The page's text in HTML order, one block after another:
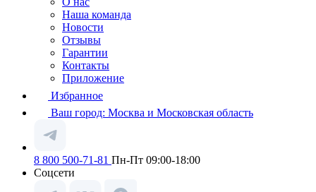
Наша команда
Новости
Отзывы
Гарантии
Контакты
Приложение
Избранное
Ваш город: Москва и Московская область
8 800 500-71-81 Пн-Пт 09:00-18:00
Соцсети